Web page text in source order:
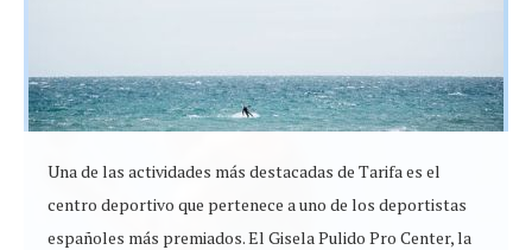
Una de las actividades más destacadas de Tarifa es el
centro deportivo que pertenece a uno de los deportistas
españoles más premiados. El Gisela Pulido Pro Center, la